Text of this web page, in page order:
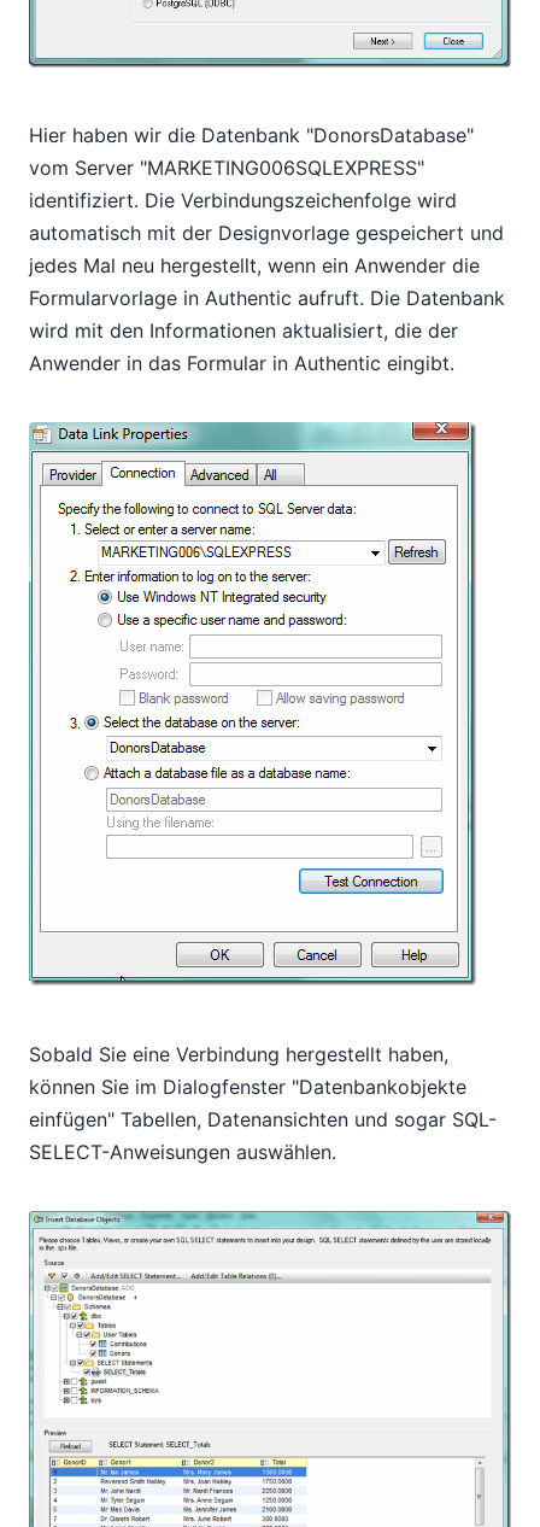
Hier haben wir die Datenbank "DonorsDatabase"
vom Server "MARKETING006SQLEXPRESS"
identifiziert. Die Verbindungszeichenfolge wird
automatisch mit der Designvorlage gespeichert und
jedes Mal neu hergestellt, wenn ein Anwender die
Formularvorlage in Authentic aufruft. Die Datenbank
wird mit den Informationen aktualisiert, die der
Anwender in das Formular in Authentic eingibt.
Sobald Sie eine Verbindung hergestellt haben,
können Sie im Dialogfenster "Datenbankobjekte
einfügen" Tabellen, Datenansichten und sogar SQL-
SELECT-Anweisungen auswählen.